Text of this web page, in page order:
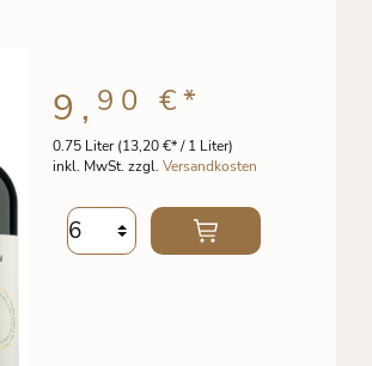
0.75 Liter(13,20 €* / 1 Liter)
inkl. MwSt. zzgl. Versandkosten
9, 90 €*